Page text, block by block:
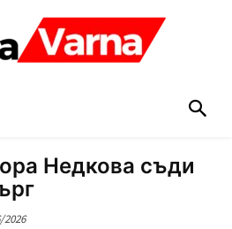
Недкова съди
2026